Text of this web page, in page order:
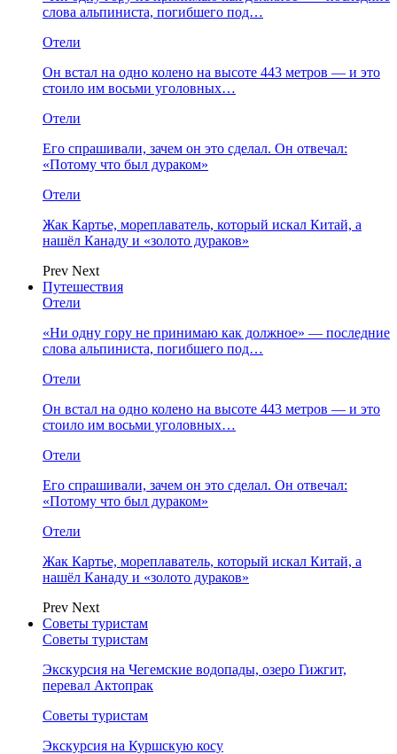
слова альпиниста, погибшего под…
Отели
Он встал на одно колено на высоте 443 метров — и это
стоило им восьми уголовных…
Отели
Его спрашивали, зачем он это сделал. Он отвечал:
«Потому что был дураком»
Отели
Жак Картье, мореплаватель, который искал Китай, а
нашёл Канаду и «золото дураков»
Prev Next
Путешествия
Отели
«Ни одну гору не принимаю как должное» — последние
слова альпиниста, погибшего под…
Отели
Он встал на одно колено на высоте 443 метров — и это
стоило им восьми уголовных…
Отели
Его спрашивали, зачем он это сделал. Он отвечал:
«Потому что был дураком»
Отели
Жак Картье, мореплаватель, который искал Китай, а
нашёл Канаду и «золото дураков»
Prev Next
Советы туристам
Советы туристам
Экскурсия на Чегемские водопады, озеро Гижгит,
перевал Актопрак
Советы туристам
Экскурсия на Куршскую косу